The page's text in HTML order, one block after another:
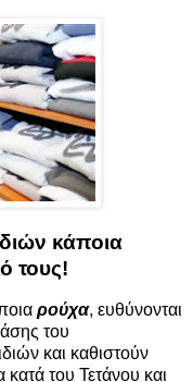
κάποια
τους!
ρούχα, ευθύνονται
του
και καθιστούν
κατά του Τετάνου και